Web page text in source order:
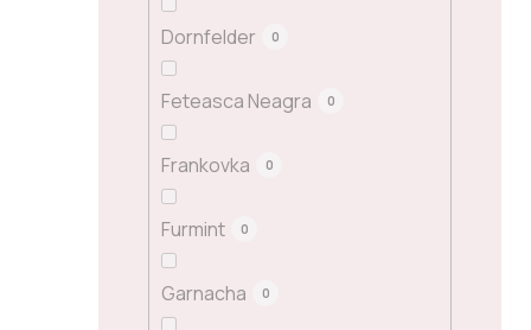
Dornfelder 0
Feteasca Neagra 0
Frankovka 0
Furmint 0
Garnacha 0